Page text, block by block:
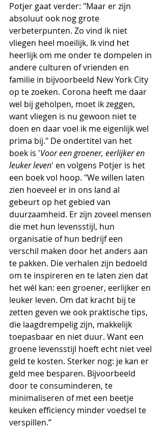
Potjer gaat verder: "Maar er zijn
absoluut ook nog grote
verbeterpunten. Zo vind ik niet
vliegen heel moeilijk. Ik vind het
heerlijk om me onder te dompelen in
andere culturen of vrienden en
familie in bijvoorbeeld New York City
op te zoeken. Corona heeft me daar
wel bij geholpen, moet ik zeggen,
want vliegen is nu gewoon niet te
doen en daar voel ik me eigenlijk wel
prima bij." De ondertitel van het
boek is 'Voor een groener, eerlijker en
leuker leven' en volgens Potjer is het
een boek vol hoop. "We willen laten
zien hoeveel er in ons land al
gebeurt op het gebied van
duurzaamheid. Er zijn zoveel mensen
die met hun levensstijl, hun
organisatie of hun bedrijf een
verschil maken door het anders aan
te pakken. Die verhalen zijn bedoeld
om te inspireren en te laten zien dat
het wél kan: een groener, eerlijker en
leuker leven. Om dat kracht bij te
zetten geven we ook praktische tips,
die laagdrempelig zijn, makkelijk
toepasbaar en niet duur. Want een
groene levensstijl hoeft echt niet veel
geld te kosten. Sterker nog: je kan er
geld mee besparen. Bijvoorbeeld
door te consuminderen, te
minimaliseren of met een beetje
keuken efficiency minder voedsel te
verspillen.”